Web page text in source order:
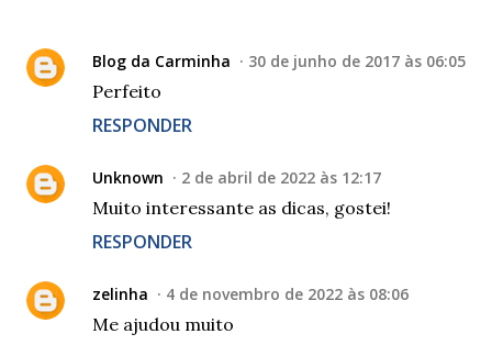
Blog da Carminha 30 de junho de 2017 às 06:05
Perfeito
RESPONDER
Unknown 2 de abril de 2022 às 12:17
Muito interessante as dicas, gostei!
RESPONDER
zelinha 4 de novembro de 2022 às 08:06
Me ajudou muito